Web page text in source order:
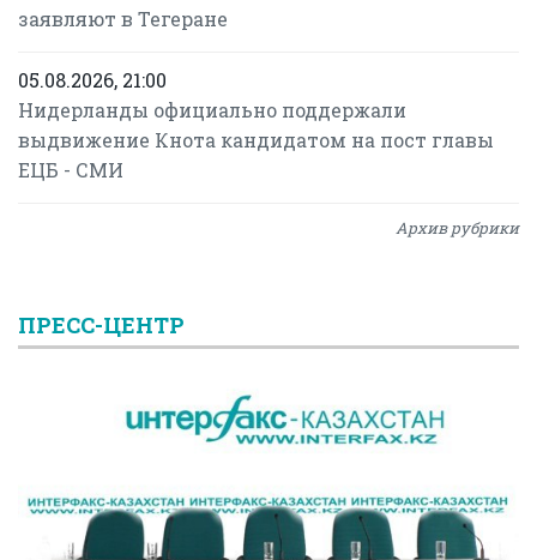
заявляют в Тегеране
05.08.2026, 21:00
Нидерланды официально поддержали
выдвижение Кнота кандидатом на пост главы
ЕЦБ - СМИ
Архив рубрики
ПРЕСС-ЦЕНТР